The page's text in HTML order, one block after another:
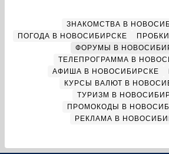
ЗНАКОМСТВА В
ПОГОДА В НОВОСИБИРСКЕ
ФОРУМЫ В
ТЕЛЕПРОГРАММА В
АФИША В НОВОСИБИРСКЕ
КУРСЫ ВАЛЮТ В
ТУРИЗМ В
ПРОМОКОДЫ В
РЕКЛАМА В